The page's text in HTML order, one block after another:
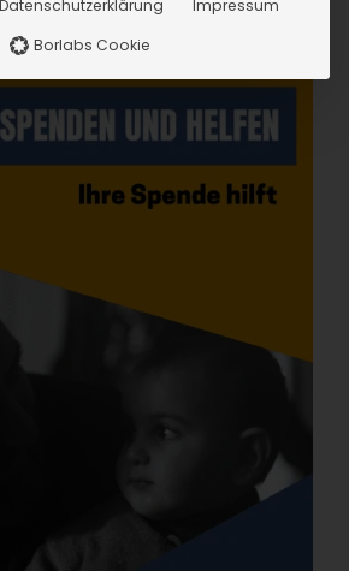
Datenschutzerklärung
Impressum
Borlabs Cookie